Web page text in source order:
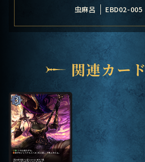
虫麻呂 EBD02-005
関連カード